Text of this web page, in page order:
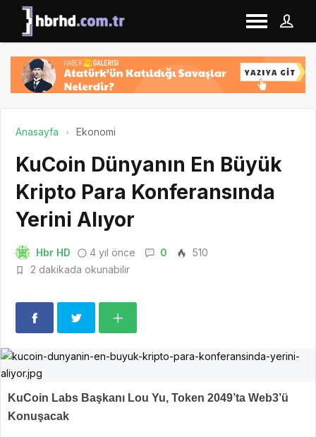
Anasayfa Ekonomi
KuCoin Dünyanın En Büyük
Kripto Para Konferansında
Yerini Alıyor
Hbr HD 4 yıl önce 0
510
2 dakikada okunabilir
KuCoin Labs Başkanı Lou Yu, Token 2049’ta Web3’ü
Konuşacak